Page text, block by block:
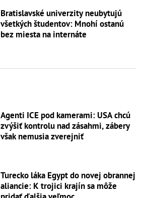
Bratislavské univerzity neubytujú
všetkých študentov: Mnohí ostanú
bez miesta na internáte
Agenti ICE pod kamerami: USA chcú
zvýšiť kontrolu nad zásahmi, zábery
však nemusia zverejniť
Turecko láka Egypt do novej obrannej
aliancie: K trojici krajín sa môže